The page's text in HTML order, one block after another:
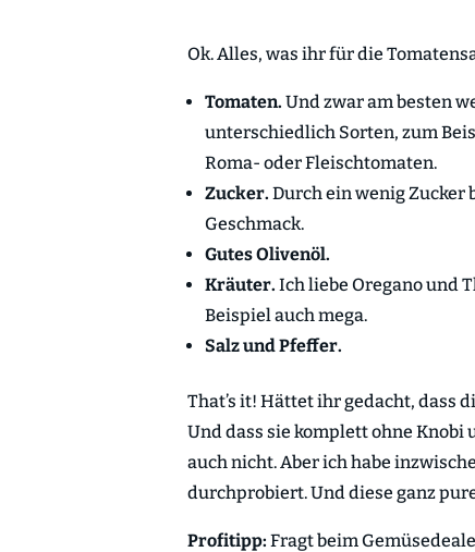
Ok. Alles, was ihr für die
Tomaten. Und zwar am besten
unterschiedlich Sorten, zum
Roma- oder Fleischtomaten.
Zucker. Durch ein wenig Zucker
Geschmack.
Gutes Olivenöl.
Kräuter. Ich liebe Oregano und
Beispiel auch mega.
Salz und Pfeffer.
That’s it! Hättet ihr gedacht, dass
Und dass sie komplett ohne Knobi
auch nicht. Aber ich habe
durchprobiert. Und diese ganz
Profitipp: Fragt beim